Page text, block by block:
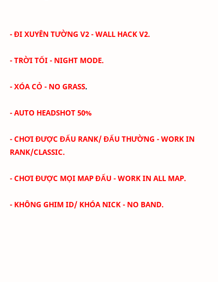
- ĐI XUYÊN TƯỜNG V2 - WALL HACK V2.
- TRỜI TỐI - NIGHT MODE.
- XÓA CỎ - NO GRASS.
- AUTO HEADSHOT 50%
- CHƠI ĐƯỢC ĐẤU RANK/ ĐẤU THƯỜNG - WORK IN
RANK/CLASSIC.
- CHƠI ĐƯỢC MỌI MAP ĐẤU - WORK IN ALL MAP.
- KHÔNG GHIM ID/ KHÓA NICK - NO BAND.